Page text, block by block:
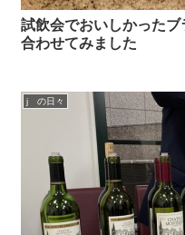
試飲会でおいしかった
合わせてみました
j の日々